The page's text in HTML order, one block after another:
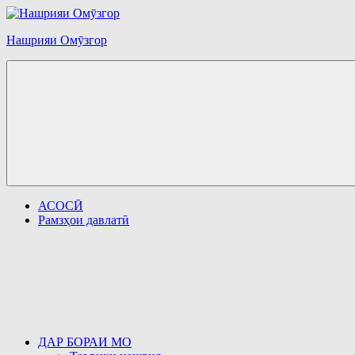
Перейти
содержимому
Нашрияи Омӯзгор
АСОСӢ
Рамзҳои давлатӣ
ДАР БОРАИ МО